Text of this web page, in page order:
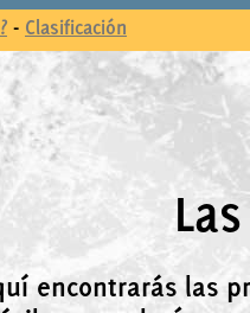
- Clasificación
encontrarás las